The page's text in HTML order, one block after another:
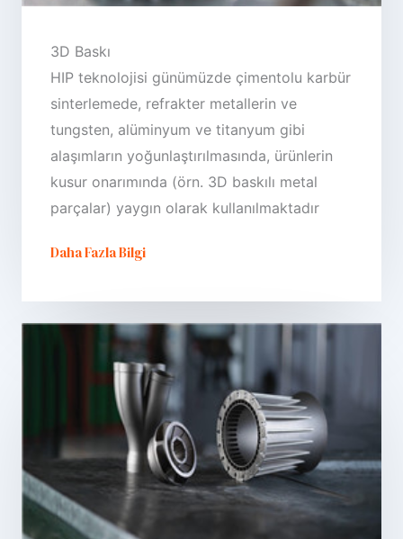
3D Baskı
HIP teknolojisi günümüzde çimentolu karbür
sinterlemede, refrakter metallerin ve
tungsten, alüminyum ve titanyum gibi
alaşımların yoğunlaştırılmasında, ürünlerin
kusur onarımında (örn. 3D baskılı metal
parçalar) yaygın olarak kullanılmaktadır
Daha Fazla Bilgi